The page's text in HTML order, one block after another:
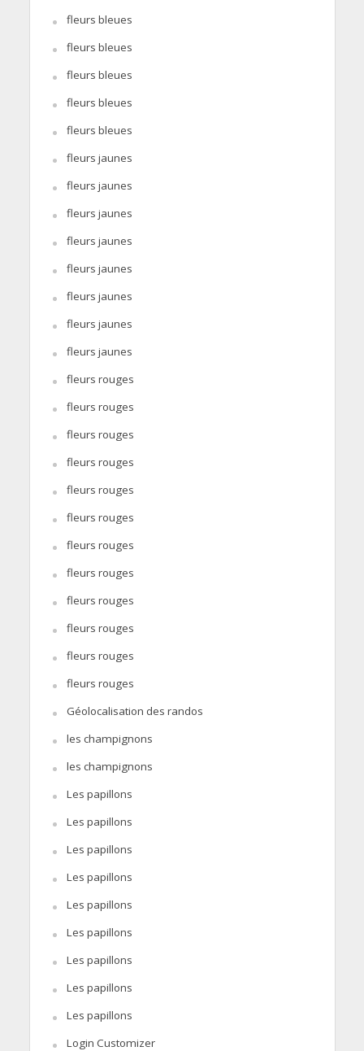
fleurs bleues
fleurs bleues
fleurs bleues
fleurs bleues
fleurs bleues
fleurs jaunes
fleurs jaunes
fleurs jaunes
fleurs jaunes
fleurs jaunes
fleurs jaunes
fleurs jaunes
fleurs jaunes
fleurs rouges
fleurs rouges
fleurs rouges
fleurs rouges
fleurs rouges
fleurs rouges
fleurs rouges
fleurs rouges
fleurs rouges
fleurs rouges
fleurs rouges
fleurs rouges
Géolocalisation des randos
les champignons
les champignons
Les papillons
Les papillons
Les papillons
Les papillons
Les papillons
Les papillons
Les papillons
Les papillons
Les papillons
Login Customizer